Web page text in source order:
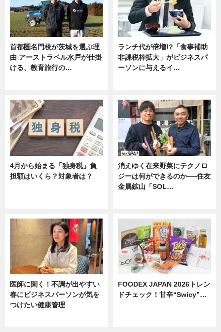
首都圏名門校が茨城を選ぶ理
由 アーストラベル水戸が仕掛
ける、教育旅行の…
ランチ代が倍増!?「食事補助
非課税枠拡大」がビジネスパ
ーソンに与えるイ…
4月から始まる「独身税」負
担額はいくら？対象者は？
消えゆく在来野菜にテクノロ
ジーは何ができるのか──住友
金属鉱山「SOL…
医師に聞く！不調が出やすい
春にビジネスパーソンが気を
つけたい健康管理
FOODEX JAPAN 2026トレン
ドチェック！甘辛“Swicy”…